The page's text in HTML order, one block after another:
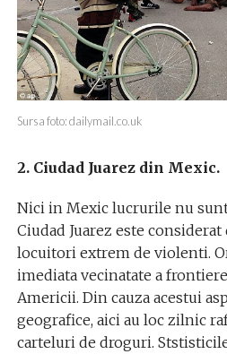
Sursa foto: dailymail.co.uk
2. Ciudad Juarez din Mexic.
Nici in Mexic lucrurile nu
Ciudad Juarez este
locuitori extrem de violenti.
imediata vecinatate a
Americii. Din cauza acestui
geografice, aici au loc zilnic
carteluri de droguri.